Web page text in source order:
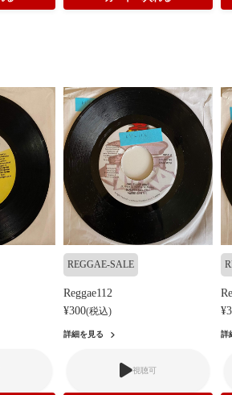
REGGAE-SALE
Reggae112
¥300(税込)
詳細を見る
視聴可
詳